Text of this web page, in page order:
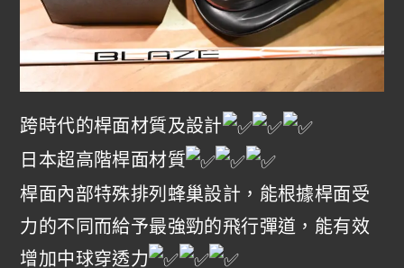
跨時代的桿面材質及設計
日本超高階桿面材質
桿面內部特殊排列蜂巢設計，能根據桿面受
力的不同而給予最強勁的飛行彈道，能有效
增加中球穿透力